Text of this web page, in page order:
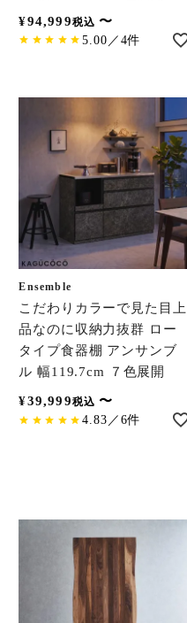
¥94,999税込 〜
5.00／4件
Ensemble
こだわりカラーで見た目上
品なのに収納力抜群 ロー
タイプ食器棚 アンサンブ
ル 幅119.7cm ７色展開
¥39,999税込 〜
4.83／6件